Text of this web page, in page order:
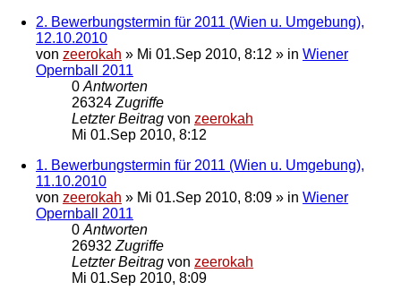
2. Bewerbungstermin für 2011 (Wien u. Umgebung),
12.10.2010
von zeerokah » Mi 01.Sep 2010, 8:12 » in Wiener
Opernball 2011
0 Antworten
26324 Zugriffe
Letzter Beitrag von zeerokah
Mi 01.Sep 2010, 8:12
1. Bewerbungstermin für 2011 (Wien u. Umgebung),
11.10.2010
von zeerokah » Mi 01.Sep 2010, 8:09 » in Wiener
Opernball 2011
0 Antworten
26932 Zugriffe
Letzter Beitrag von zeerokah
Mi 01.Sep 2010, 8:09